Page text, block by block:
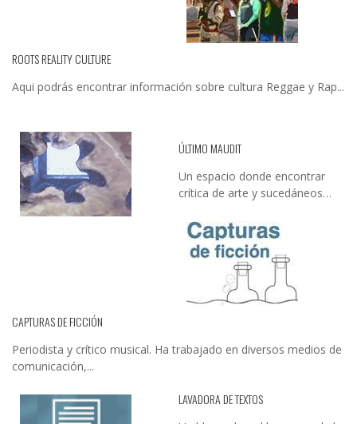
ROOTS REALITY CULTURE
Aqui podrás encontrar información sobre cultura Reggae y Rap...
ÚLTIMO MAUDIT
Un espacio donde encontrar
crítica de arte y sucedáneos…
CAPTURAS DE FICCIÓN
Periodista y crítico musical. Ha trabajado en diversos medios de
comunicación,...
LAVADORA DE TEXTOS